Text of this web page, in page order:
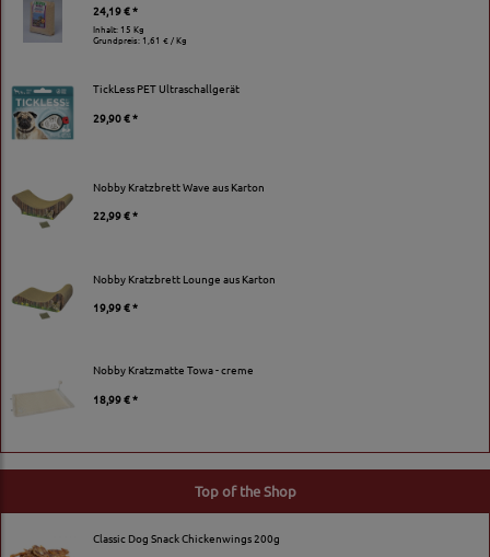
24,19 € *
Inhalt: 15 Kg
Grundpreis:1,61 € / Kg
TickLess PET Ultraschallgerät
29,90 € *
Nobby Kratzbrett Wave aus Karton
22,99 € *
Nobby Kratzbrett Lounge aus Karton
19,99 € *
Nobby Kratzmatte Towa - creme
18,99 € *
Top of the Shop
Classic Dog Snack Chickenwings 200g